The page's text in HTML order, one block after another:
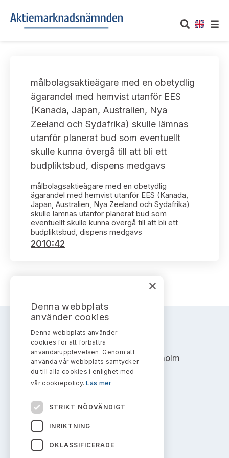
Om oss
Vårt uppdrag
Informationsgivning
Arbetssätt och jävsfrågor
Stadgar
Arbetsordning
Ledamöter
Publikationer och anföranden
UTTALANDEN
Om nämndens uttalanden
Framställningar och konsultation
Uttalanden sorterade efter publiceringsdatum
Samtliga uttalanden sorterade årsvis
Uttalanden sorterade ämnesvis
Sök uttalanden
TAKEOVER-REGLER
Takeover-regler för reglerade marknader och vissa
handelsplattformar
AKTUELLT
Prenumerera
Bildarkiv
KONTAKT
Kontakt angående ansökningar och uttalanden
Kontakt administrativa ärenden
målbolagsaktieägare med en obetydlig
ägarandel med hemvist utanför EES
(Kanada, Japan, Australien, Nya
Zeeland och Sydafrika) skulle lämnas
utanför planerat bud som eventuellt
skulle kunna övergå till att bli ett
budpliktsbud, dispens medgavs
målbolagsaktieägare med en obetydlig
ägarandel med hemvist utanför EES (Kanada,
Japan, Australien, Nya Zeeland och Sydafrika)
skulle lämnas utanför planerat bud som
eventuellt skulle kunna övergå till att bli ett
budpliktsbud, dispens medgavs
2010:42
AKTIEMARKNADSNÄMNDEN
Address: Box 7354, 103 90 Stockholm
info@aktiemarknadsnamnden.se
Om innehållet
Om webbplatsen
×
Denna webbplats
använder cookies
Denna webbplats använder
cookies för att förbättra
användarupplevelsen. Genom att
använda vår webbplats samtycker
du till alla cookies i enlighet med
vår cookiepolicy.Läs mer
STRIKT NÖDVÄNDIGT
INRIKTNING
OKLASSIFICERADE